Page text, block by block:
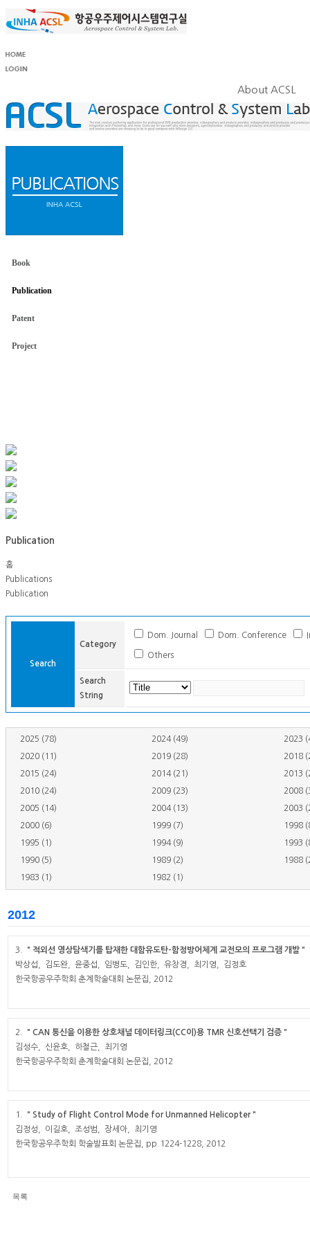
About ACSL
Book
Publication
Patent
Project
Publication
홈
Publications
Publication
Search
Category
Dom. Journal Dom. Conference
Others
Search
String
2025 (78) 2024 (49) 2023
2020 (11) 2019 (28) 2018
2015 (24) 2014 (21) 2013
2010 (24) 2009 (23) 2008
2005 (14) 2004 (13) 2003
2000 (6) 1999 (7) 1998
1995 (1) 1994 (9) 1993
1990 (5) 1989 (2) 1988
1983 (1) 1982 (1)
2012
3.
＂적외선 영상탐색기를 탑재한 대함유도탄-함정방어체계 교전모의 프로그램 개발＂
박상섭 , 김도완, 윤중섭, 임병도, 김인한, 유창경 최기영 , 김정호
한국항공우주학회 춘계학술대회 논문집, 2012
2.
＂CAN 통신을 이용한 상호채널 데이터링크(CC이)용 TMR 신호선택기 검증＂
김성수, 신윤호, 하철근, 최기영
한국항공우주학회 춘계학술대회 논문집, 2012
1.
＂Study of Flight Control Mode for Unmanned Helicopter＂
김정성 , 이길호, 조성범 , 장세아, 최기영
한국항공우주학회 학술발표회 논문집, pp.1224-1228, 2012
목록